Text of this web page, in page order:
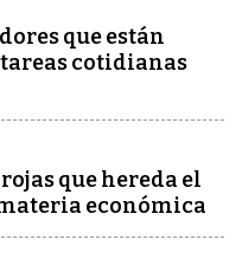
que están
cotidianas
que hereda el
económica